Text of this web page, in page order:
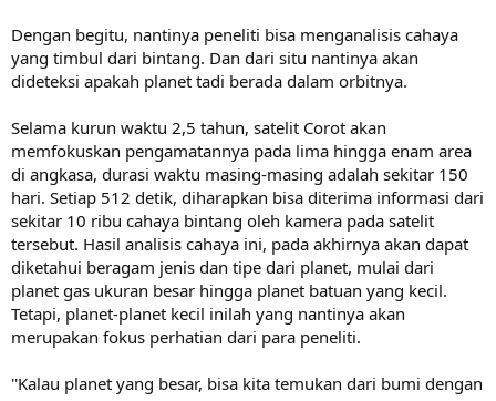
Dengan begitu, nantinya peneliti bisa menganalisis cahaya
yang timbul dari bintang. Dan dari situ nantinya akan
dideteksi apakah planet tadi berada dalam orbitnya.
Selama kurun waktu 2,5 tahun, satelit Corot akan
memfokuskan pengamatannya pada lima hingga enam area
di angkasa, durasi waktu masing-masing adalah sekitar 150
hari. Setiap 512 detik, diharapkan bisa diterima informasi dari
sekitar 10 ribu cahaya bintang oleh kamera pada satelit
tersebut. Hasil analisis cahaya ini, pada akhirnya akan dapat
diketahui beragam jenis dan tipe dari planet, mulai dari
planet gas ukuran besar hingga planet batuan yang kecil.
Tetapi, planet-planet kecil inilah yang nantinya akan
merupakan fokus perhatian dari para peneliti.
''Kalau planet yang besar, bisa kita temukan dari bumi dengan